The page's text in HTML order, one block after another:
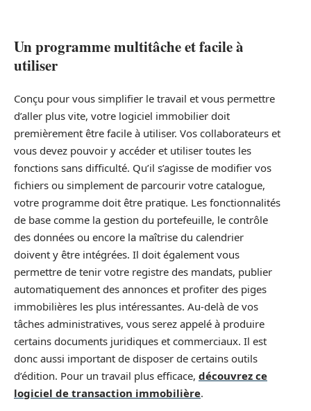
Un programme multitâche et facile à
utiliser
Conçu pour vous simplifier le travail et vous permettre
d’aller plus vite, votre logiciel immobilier doit
premièrement être facile à utiliser. Vos collaborateurs et
vous devez pouvoir y accéder et utiliser toutes les
fonctions sans difficulté. Qu’il s’agisse de modifier vos
fichiers ou simplement de parcourir votre catalogue,
votre programme doit être pratique. Les fonctionnalités
de base comme la gestion du portefeuille, le contrôle
des données ou encore la maîtrise du calendrier
doivent y être intégrées. Il doit également vous
permettre de tenir votre registre des mandats, publier
automatiquement des annonces et profiter des piges
immobilières les plus intéressantes. Au-delà de vos
tâches administratives, vous serez appelé à produire
certains documents juridiques et commerciaux. Il est
donc aussi important de disposer de certains outils
d’édition. Pour un travail plus efficace, découvrez ce
logiciel de transaction immobilière.